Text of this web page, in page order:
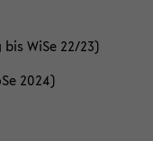
WiSe 22/23)
2024)